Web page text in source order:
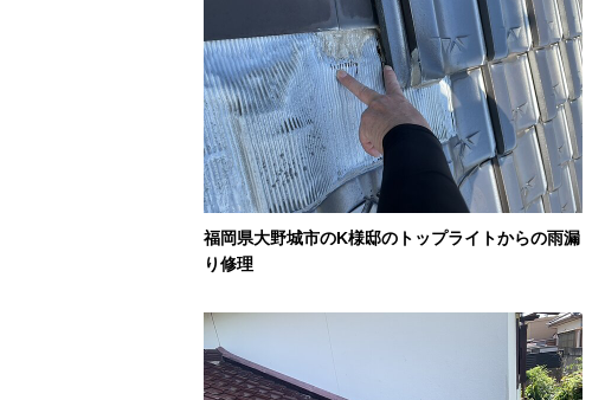
福岡県大野城市のK様邸のトップライトからの雨漏
り修理